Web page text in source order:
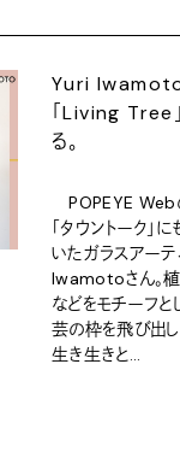
Yuri
「Living Tree
る。
POPEYE Web
「タウントーク」
いたガラスアーテ
Iwamotoさん。植
などをモチーフ
芸の枠を飛び出
生き生きと...